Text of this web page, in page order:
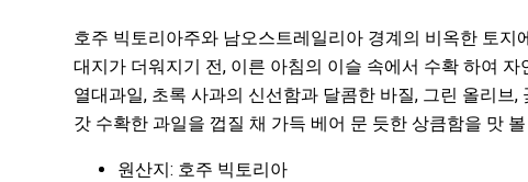
호주 빅토리아주와 남오스트레일리아 경계의 비옥한 토지
대지가 더워지기 전, 이른 아침의 이슬 속에서 수확 하여 자
열대과일, 초록 사과의 신선함과 달콤한 바질, 그린 올리브,
갓 수확한 과일을 껍질 채 가득 베어 문 듯한 상큼함을 맛
원산지: 호주 빅토리아